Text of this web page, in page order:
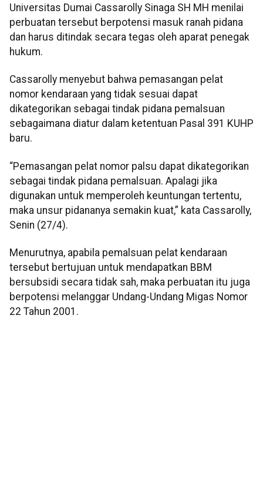
Universitas Dumai Cassarolly Sinaga SH MH menilai
perbuatan tersebut berpotensi masuk ranah pidana
dan harus ditindak secara tegas oleh aparat penegak
hukum.
Cassarolly menyebut bahwa pemasangan pelat
nomor kendaraan yang tidak sesuai dapat
dikategorikan sebagai tindak pidana pemalsuan
sebagaimana diatur dalam ketentuan Pasal 391 KUHP
baru.
“Pemasangan pelat nomor palsu dapat dikategorikan
sebagai tindak pidana pemalsuan. Apalagi jika
digunakan untuk memperoleh keuntungan tertentu,
maka unsur pidananya semakin kuat,” kata Cassarolly,
Senin (27/4).
Menurutnya, apabila pemalsuan pelat kendaraan
tersebut bertujuan untuk mendapatkan BBM
bersubsidi secara tidak sah, maka perbuatan itu juga
berpotensi melanggar Undang-Undang Migas Nomor
22 Tahun 2001.